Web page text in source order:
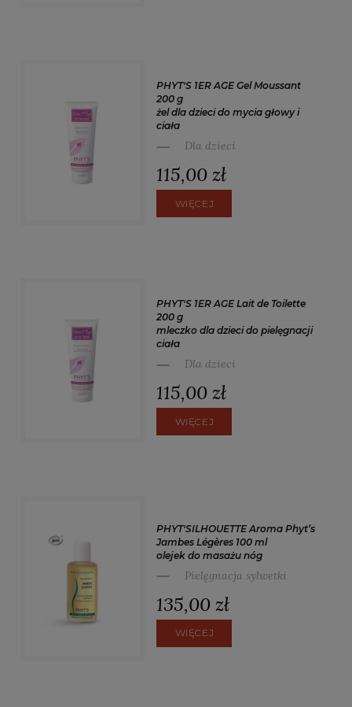
PHYT'S 1ER AGE Gel Moussant
200 g
żel dla dzieci do mycia głowy i
ciała
Dla dzieci
115,00 zł
WIĘCEJ
PHYT'S 1ER AGE Lait de Toilette
200 g
mleczko dla dzieci do pielęgnacji
ciała
Dla dzieci
115,00 zł
WIĘCEJ
PHYT'SILHOUETTE Aroma Phyt’s
Jambes Légères 100 ml
olejek do masażu nóg
Pielęgnacja sylwetki
135,00 zł
WIĘCEJ